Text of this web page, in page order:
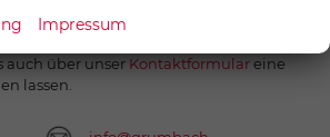
auch über unser Kontaktformulareine
lassen.
Impressum